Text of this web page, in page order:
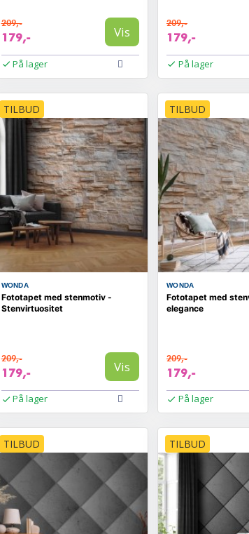
209,-
179,- Vis
På lager
209,-
179,-
På lager
TILBUD
WONDA
Fototapet med stenmotiv -
Stenvirtuositet
209,-
179,- Vis
På lager
TILBUD
WONDA
Fototapet med
elegance
209,-
179,-
På lager
TILBUD TILBUD